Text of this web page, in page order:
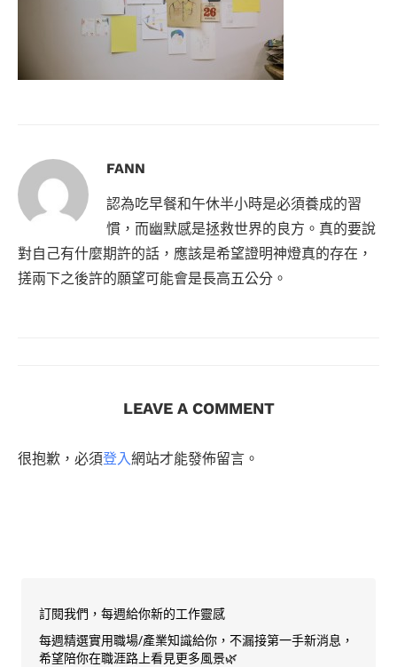
FANN
認為吃早餐和午休半小時是必須養成的習
慣，而幽默感是拯救世界的良方。真的要說
對自己有什麼期許的話，應該是希望證明神燈真的存在，
搓兩下之後許的願望可能會是長高五公分。
LEAVE A COMMENT
很抱歉，必須登入網站才能發佈留言。
訂閱我們，每週給你新的工作靈感
每週精選實用職場/產業知識給你，不漏接第一手新消息，
希望陪你在職涯路上看見更多風景🌿